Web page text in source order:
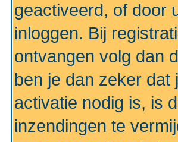
geactiveerd, of door
inloggen. Bij
ontvangen volg dan
ben je dan zeker dat
activatie nodig is, is
inzendingen te